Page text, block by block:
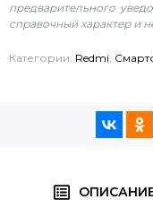
предварительного
справочный характер и
Категории: Redmi,